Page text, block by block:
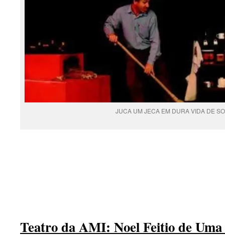
JUCA UM JECA EM DURA VIDA DE
Teatro da AMI: Noel Feitio de